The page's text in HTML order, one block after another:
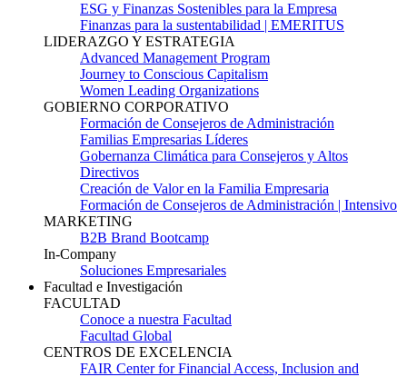
ESG y Finanzas Sostenibles para la Empresa
Finanzas para la sustentabilidad | EMERITUS
LIDERAZGO Y ESTRATEGIA
Advanced Management Program
Journey to Conscious Capitalism
Women Leading Organizations
GOBIERNO CORPORATIVO
Formación de Consejeros de Administración
Familias Empresarias Líderes
Gobernanza Climática para Consejeros y Altos
Directivos
Creación de Valor en la Familia Empresaria
Formación de Consejeros de Administración | Intensivo
MARKETING
B2B Brand Bootcamp
In-Company
Soluciones Empresariales
Facultad e Investigación
FACULTAD
Conoce a nuestra Facultad
Facultad Global
CENTROS DE EXCELENCIA
FAIR Center for Financial Access, Inclusion and